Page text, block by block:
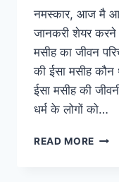
नमस्कार, आज मै
जानकरी शेयर
मसीह का जीवन
की ईसा मसीह
ईसा मसीह की
धर्म के लोगों को…
READ MORE ईसा